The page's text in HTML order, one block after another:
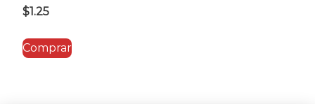
$1.25
Comprar